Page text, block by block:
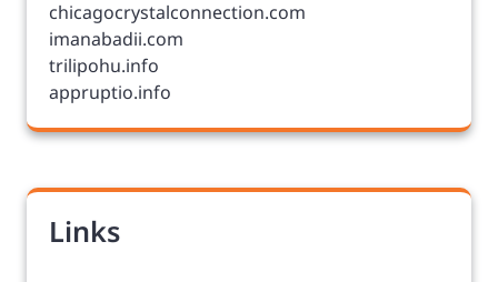
chicagocrystalconnection.com
imanabadii.com
trilipohu.info
appruptio.info
Links